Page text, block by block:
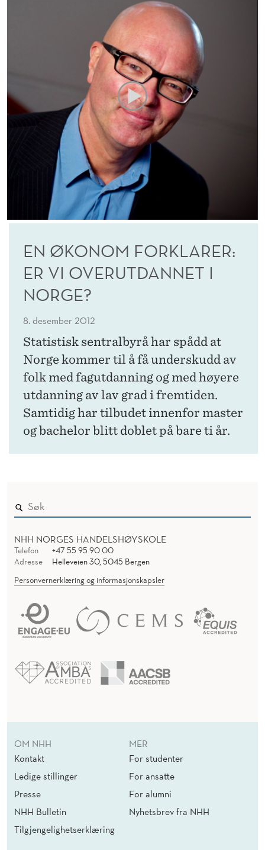
EN ØKONOM FORKLARER:
ER VI OVERUTDANNET I
NORGE?
8. desember 2012
Statistisk sentralbyrå har spådd at
Norge kommer til å få underskudd av
folk med fagutdanning og med høyere
utdanning av lav grad i fremtiden.
Samtidig har tilbudet innenfor master
og bachelor blitt doblet på bare ti år.
NHH NORGES HANDELSHØYSKOLE
Telefon
+47 55 95 90 00
Adresse
Helleveien 30, 5045 Bergen
Personvernerklæring og informasjonskapsler
OM NHH
Kontakt
Ledige stillinger
Presse
NHH Bulletin
Tilgjengelighetserklæring
MER
For studenter
For ansatte
For alumni
Nyhetsbrev fra NHH